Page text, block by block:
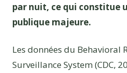
par nuit, ce qui constitue
publique majeure.
Les données du Behavioral
Surveillance System (CDC,